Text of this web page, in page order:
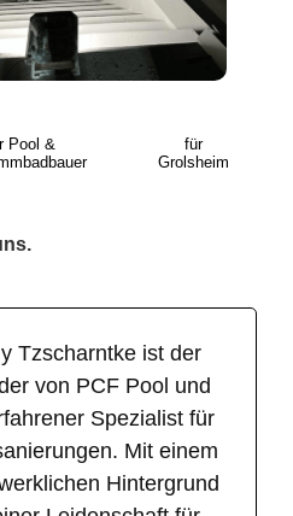
Pool &
für
Grolsheim
Tzscharntke ist der
von PCF Pool und
Spezialist für
Mit einem
Hintergrund